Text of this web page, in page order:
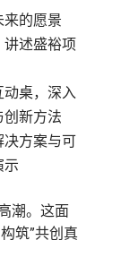
来的愿景
述盛裕项
动桌，深入
新方法
决方案与可
示
潮。这面
筑”共创真